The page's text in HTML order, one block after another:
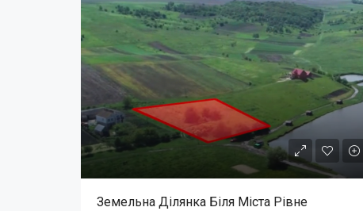
Земельна Ділянка Біля Міста Рівне